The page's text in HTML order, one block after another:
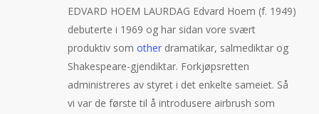
EDVARD HOEM LAURDAG Edvard Hoem (f. 1949)
debuterte i 1969 og har sidan vore svært
produktiv som other dramatikar, salmediktar og
Shakespeare-gjendiktar. Forkjøpsretten
administreres av styret i det enkelte sameiet. Så
vi var de første til å introdusere airbrush som